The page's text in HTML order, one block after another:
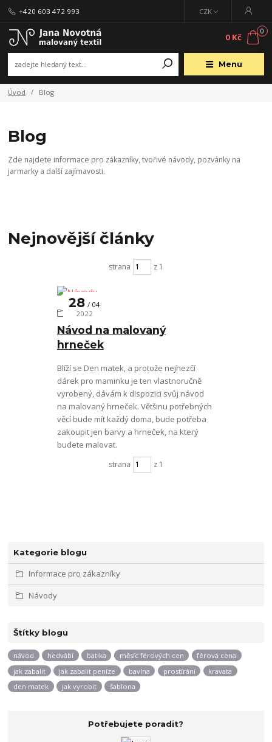
Menu
CZK
+420 603 472 993
0
0 Kč
Úvod Blog
Kategorie blogu
Informace pro zákazníky
Návody
Štítky blogu
návod hedvábí batika měsíc férových cen
férová cena
jak zabalit
jak zabalit peníze bavlna prostírání
kravata
den matek
jak vyrobit šablona
Potřebujete poradit?
Blog
Zde najdete informace pro zákazníky, tvořivé návody, pozvánky na
jarmarky a další zajímavosti.
Nejnovější články
strana z 1
Návod na malovaný
hrneček
28
04
2022
Návody
Blíží se Den matek, a protože nejhezčí
dárek pro maminku je ten vlastnoručně
vyrobený, dávám k dispozici svůj návod
na malovaný hrneček. Většinu potřebných
věcí bude mít každý doma, bude potřeba
zakoupit jen barvy a hrneček, na který
budete malovat.
strana z 1